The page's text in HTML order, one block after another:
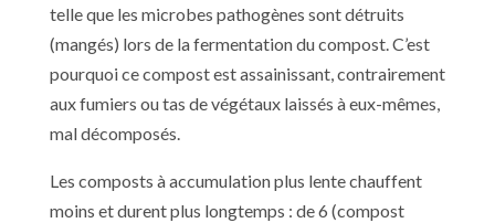
telle que les microbes pathogènes sont détruits
(mangés) lors de la fermentation du compost. C’est
pourquoi ce compost est assainissant, contrairement
aux fumiers ou tas de végétaux laissés à eux-mêmes,
mal décomposés.
Les composts à accumulation plus lente chauffent
moins et durent plus longtemps : de 6 (compost